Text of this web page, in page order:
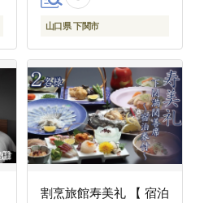
山口県 下関市
割烹旅館寿美礼 【 宿泊